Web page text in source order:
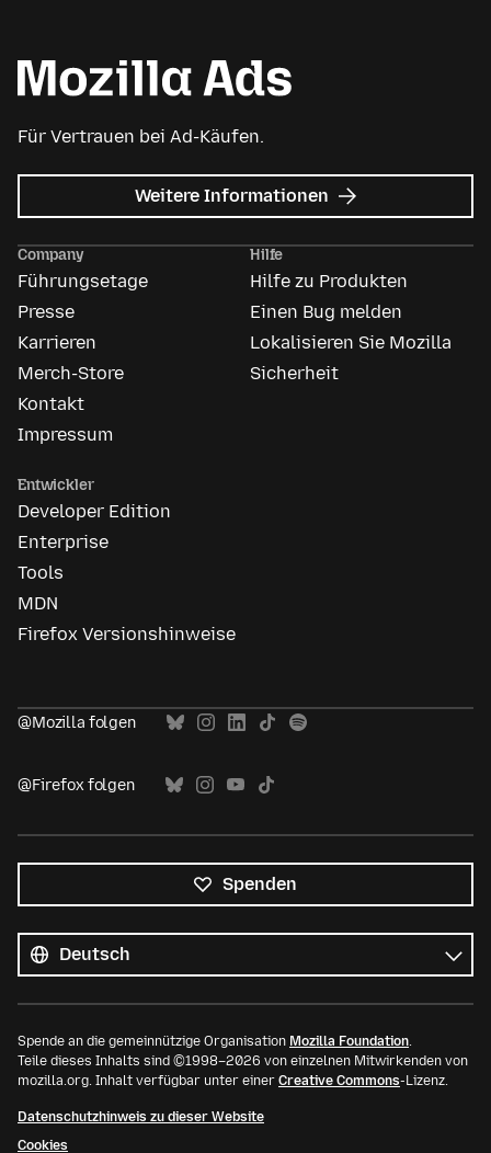
Für Vertrauen bei Ad-Käufen.
Weitere Informationen zu
Mozilla
Company
Führungsetage
Presse
Karrieren
Merch-Store
Kontakt
Impressum
Hilfe
Hilfe zu Produkten
Einen Bug melden
Lokalisieren Sie Mozilla
Sicherheit
Entwickler
Developer Edition
Enterprise
Tools
MDN
Firefox Versionshinweise
@Mozilla folgen
@Firefox folgen
Spenden
Sprachen
Sprache
Spende an die gemeinnützige Organisation Mozilla Foundation.
Teile dieses Inhalts sind ©1998–2026 von einzelnen Mitwirkenden von
mozilla.org. Inhalt verfügbar unter einer Creative Commons-Lizenz.
Datenschutzhinweis zu dieser Website
Cookies